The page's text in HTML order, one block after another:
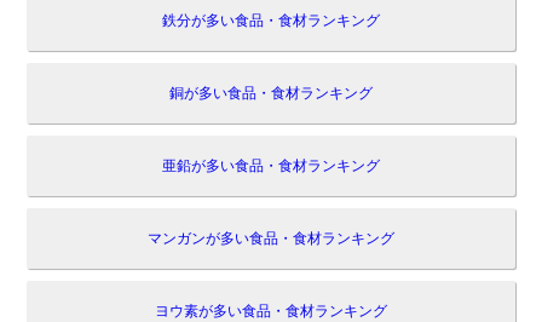
鉄分が多い食品・食材ランキング
銅が多い食品・食材ランキング
亜鉛が多い食品・食材ランキング
マンガンが多い食品・食材ランキング
ヨウ素が多い食品・食材ランキング